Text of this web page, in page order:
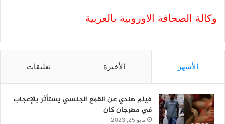
وكالة الصحافة الاوروبية بالعربية
الأشهر الأخيرة تعليقات
فيلم هندي عن القمع الجنسي يستأثر بالإعجاب
في مهرجان كان
مايو 25, 2023